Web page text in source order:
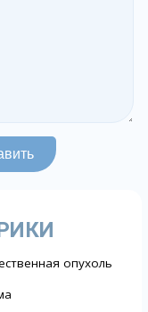
опухоль